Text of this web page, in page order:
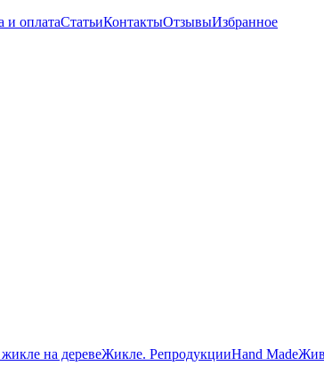
и оплатаСтатьиКонтактыОтзывыИзбранное
на деревеЖикле. РепродукцииHand Made